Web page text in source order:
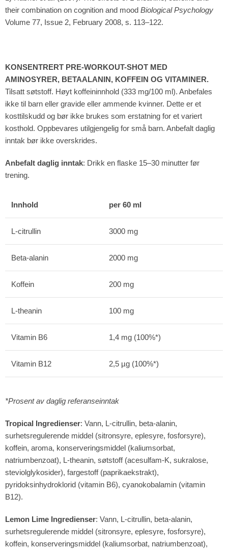
their combination on cognition and mood Biological Psychology
Volume 77, Issue 2, February 2008, s. 113–122.
KONSENTRERT PRE-WORKOUT-SHOT MED
AMINOSYRER, BETAALANIN, KOFFEIN OG VITAMINER.
Tilsatt søtstoff. Høyt koffeininnhold (333 mg/100 ml). Anbefales
ikke til barn eller gravide eller ammende kvinner. Dette er et
kosttilskudd og bør ikke brukes som erstatning for et variert
kosthold. Oppbevares utilgjengelig for små barn. Anbefalt daglig
inntak bør ikke overskrides.
Anbefalt daglig inntak: Drikk en flaske 15–30 minutter før
trening.
Innhold per 60 ml
L-citrullin 3000 mg
Beta-alanin 2000 mg
Koffein 200 mg
L-theanin 100 mg
Vitamin B6 1,4 mg (100%*)
Vitamin B12 2,5 µg (100%*)
*Prosent av daglig referanseinntak
Tropical Ingredienser: Vann, L-citrullin, beta-alanin,
surhetsregulerende middel (sitronsyre, eplesyre, fosforsyre),
koffein, aroma, konserveringsmiddel (kaliumsorbat,
natriumbenzoat), L-theanin, søtstoff (acesulfam-K, sukralose,
steviolglykosider), fargestoff (paprikaekstrakt),
pyridoksinhydroklorid (vitamin B6), cyanokobalamin (vitamin
B12).
Lemon Lime Ingredienser: Vann, L-citrullin, beta-alanin,
surhetsregulerende middel (sitronsyre, eplesyre, fosforsyre),
koffein, konserveringsmiddel (kaliumsorbat, natriumbenzoat),